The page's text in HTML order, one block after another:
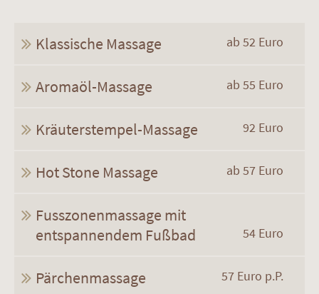
Klassische Massage ab 52 Euro
Aromaöl-Massage ab 55 Euro
Kräuterstempel-Massage 92 Euro
Hot Stone Massage ab 57 Euro
Fusszonenmassage mit
entspannendem Fußbad
54 Euro
Pärchenmassage 57 Euro p.P.